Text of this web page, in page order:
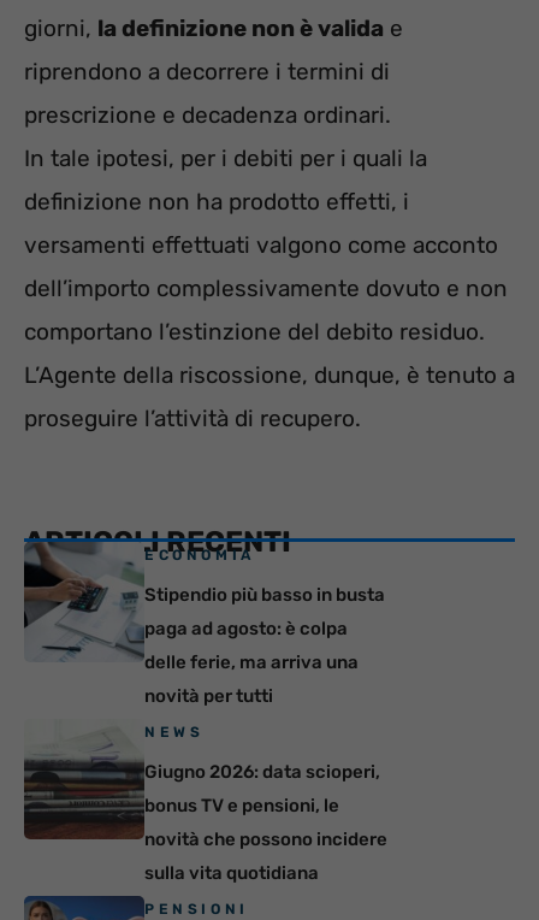
giorni, la definizione non è valida e
riprendono a decorrere i termini di
prescrizione e decadenza ordinari.
In tale ipotesi, per i debiti per i quali la
definizione non ha prodotto effetti, i
versamenti effettuati valgono come acconto
dell’importo complessivamente dovuto e non
comportano l’estinzione del debito residuo.
L’Agente della riscossione, dunque, è tenuto a
proseguire l’attività di recupero.
ARTICOLI RECENTI
ECONOMIA
Stipendio più basso in busta
paga ad agosto: è colpa
delle ferie, ma arriva una
novità per tutti
NEWS
Giugno 2026: data scioperi,
bonus TV e pensioni, le
novità che possono incidere
sulla vita quotidiana
PENSIONI